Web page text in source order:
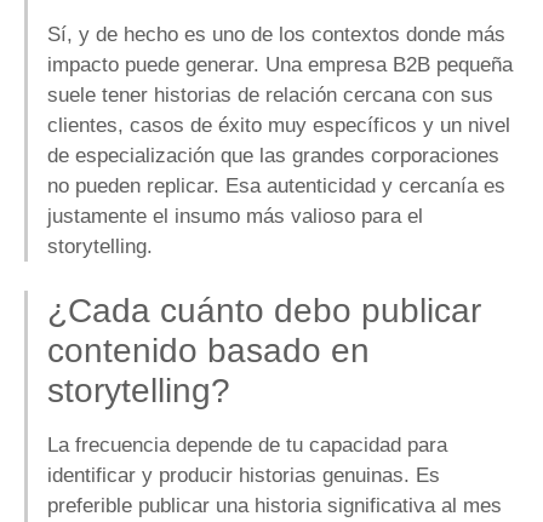
Sí, y de hecho es uno de los contextos donde más
impacto puede generar. Una empresa B2B pequeña
suele tener historias de relación cercana con sus
clientes, casos de éxito muy específicos y un nivel
de especialización que las grandes corporaciones
no pueden replicar. Esa autenticidad y cercanía es
justamente el insumo más valioso para el
storytelling.
¿Cada cuánto debo publicar
contenido basado en
storytelling?
La frecuencia depende de tu capacidad para
identificar y producir historias genuinas. Es
preferible publicar una historia significativa al mes